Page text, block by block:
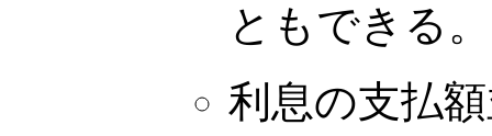
ともできる。
利息の支払